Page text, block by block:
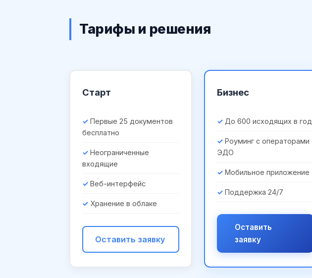
Тарифы и решения
Старт
Первые 25 документов
бесплатно
Неограниченные
входящие
Веб-интерфейс
Хранение в облаке
Оставить заявку
Бизнес
До 600 исходящих в год
Роуминг с операторами
ЭДО
Мобильное приложение
Поддержка 24/7
Оставить
заявку